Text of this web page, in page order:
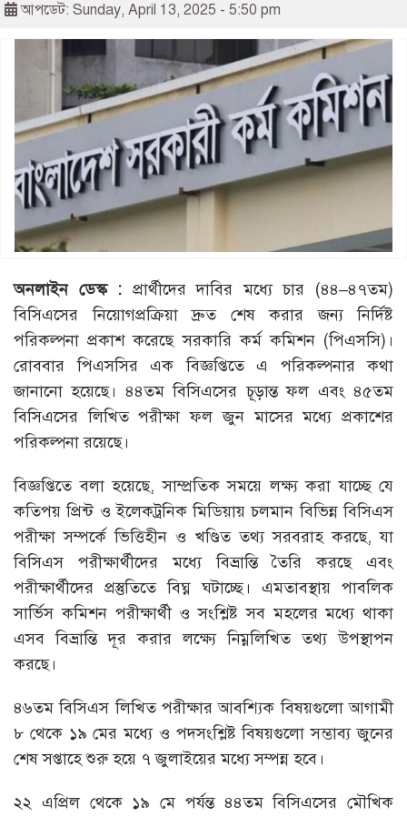
আপডেট: Sunday, April 13, 2025 - 5:50 pm
অনলাইন ডেস্ক : প্রার্থীদের দাবির মধ্যে চার (৪৪–৪৭তম)
বিসিএসের নিয়োগপ্রক্রিয়া দ্রুত শেষ করার জন্য নির্দিষ্ট
পরিকল্পনা প্রকাশ করেছে সরকারি কর্ম কমিশন (পিএসসি)।
রোববার পিএসসির এক বিজ্ঞপ্তিতে এ পরিকল্পনার কথা
জানানো হয়েছে। ৪৪তম বিসিএসের চূড়ান্ত ফল এবং ৪৫তম
বিসিএসের লিখিত পরীক্ষা ফল জুন মাসের মধ্যে প্রকাশের
পরিকল্পনা রয়েছে।
বিজ্ঞপ্তিতে বলা হয়েছে, সাম্প্রতিক সময়ে লক্ষ্য করা যাচ্ছে যে
কতিপয় প্রিন্ট ও ইলেকট্রনিক মিডিয়ায় চলমান বিভিন্ন বিসিএস
পরীক্ষা সম্পর্কে ভিত্তিহীন ও খণ্ডিত তথ্য সরবরাহ করছে, যা
বিসিএস পরীক্ষার্থীদের মধ্যে বিভ্রান্তি তৈরি করছে এবং
পরীক্ষার্থীদের প্রস্তুতিতে বিঘ্ন ঘটাচ্ছে। এমতাবস্থায় পাবলিক
সার্ভিস কমিশন পরীক্ষার্থী ও সংশ্লিষ্ট সব মহলের মধ্যে থাকা
এসব বিভ্রান্তি দূর করার লক্ষ্যে নিম্নলিখিত তথ্য উপস্থাপন
করছে।
৪৬তম বিসিএস লিখিত পরীক্ষার আবশ্যিক বিষয়গুলো আগামী
৮ থেকে ১৯ মের মধ্যে ও পদসংশ্লিষ্ট বিষয়গুলো সম্ভাব্য জুনের
শেষ সপ্তাহে শুরু হয়ে ৭ জুলাইয়ের মধ্যে সম্পন্ন হবে।
২২ এপ্রিল থেকে ১৯ মে পর্যন্ত ৪৪তম বিসিএসের মৌখিক